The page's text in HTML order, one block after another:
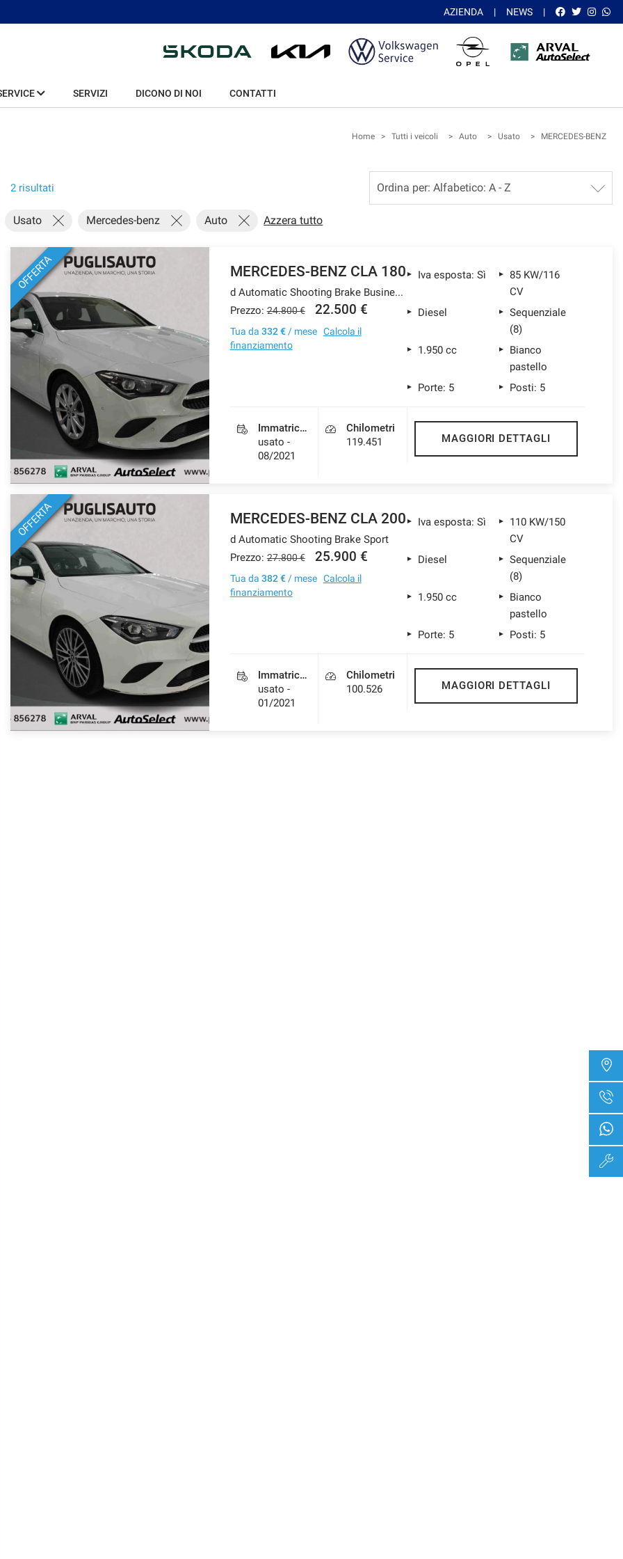
AZIENDA NEWS
SERVIZI DICONO DI NOI CONTATTI
Home > Tutti i veicoli > Auto > Usato > MERCEDES-BENZ
2 risultati
Usato Mercedes-benz Auto Azzera tutto
OFFERTA MERCEDES-BENZ CLA 180
d Automatic Shooting Brake Business Extra
Prezzo: 24.800 € 22.500 €
Tua da 332 €/ mese Calcola il
finanziamento
Iva esposta: Sì
85 KW/116
CV
Diesel
Sequenziale
(8)
1.950 cc
Bianco
pastello
Porte: 5
Posti: 5
Immatricolazione
usato -
08/2021
Chilometri
119.451
MAGGIORI DETTAGLI
OFFERTA MERCEDES-BENZ CLA 200
d Automatic Shooting Brake Sport
Prezzo: 27.800 € 25.900 €
Tua da 382 €/ mese Calcola il
finanziamento
Iva esposta: Sì
110 KW/150
CV
Diesel
Sequenziale
(8)
1.950 cc
Bianco
pastello
Porte: 5
Posti: 5
Immatricolazione
usato -
01/2021
Chilometri
100.526
MAGGIORI DETTAGLI